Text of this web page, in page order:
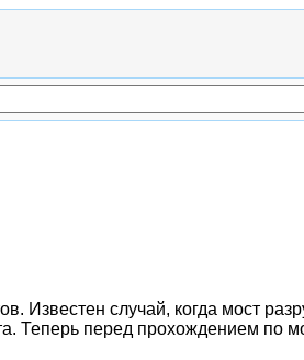
Известен случай, когда мост
Теперь перед прохождением по